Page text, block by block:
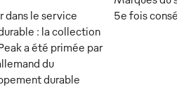
dans le service
: la collection
a été primée par
du
durable
5e fois